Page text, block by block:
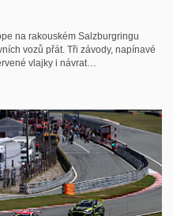
na rakouském Salzburgringu
vozů přát. Tři závody, napínavé
vlajky i návrat…